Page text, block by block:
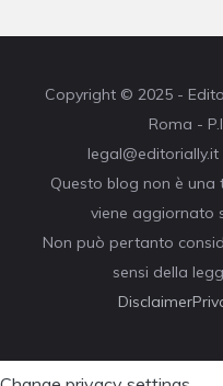
Copyright © 2025 -
Roma -
Questo blog non è
viene aggiornato
Non può pertanto
sensi della
Disclaimer